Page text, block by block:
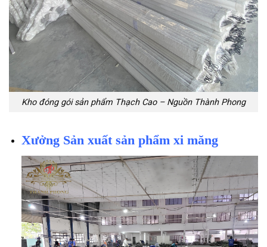
Kho đóng gói sản phẩm Thạch Cao – Nguồn Thành Phong
Xưởng Sản xuất sản phẩm xi măng